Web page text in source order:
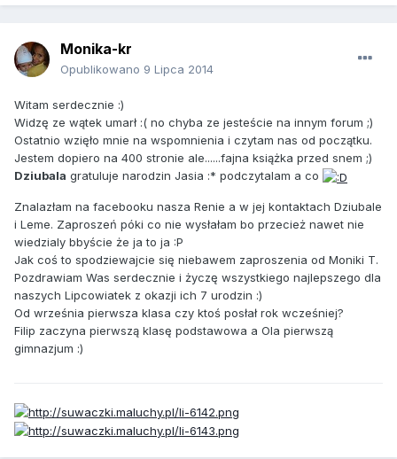
Monika-kr
Opublikowano 9 Lipca 2014
Witam serdecznie :)
Widzę ze wątek umarł :( no chyba ze jesteście na innym forum ;)
Ostatnio wzięło mnie na wspomnienia i czytam nas od początku.
Jestem dopiero na 400 stronie ale......fajna książka przed snem ;)
Dziubala gratuluje narodzin Jasia :* podczytalam a co
Znalazłam na facebooku nasza Renie a w jej kontaktach Dziubale
i Leme. Zaproszeń póki co nie wysłałam bo przecież nawet nie
wiedzialy bbyście że ja to ja :P
Jak coś to spodziewajcie się niebawem zaproszenia od Moniki T.
Pozdrawiam Was serdecznie i życzę wszystkiego najlepszego dla
naszych Lipcowiatek z okazji ich 7 urodzin :)
Od września pierwsza klasa czy ktoś posłał rok wcześniej?
Filip zaczyna pierwszą klasę podstawowa a Ola pierwszą
gimnazjum :)